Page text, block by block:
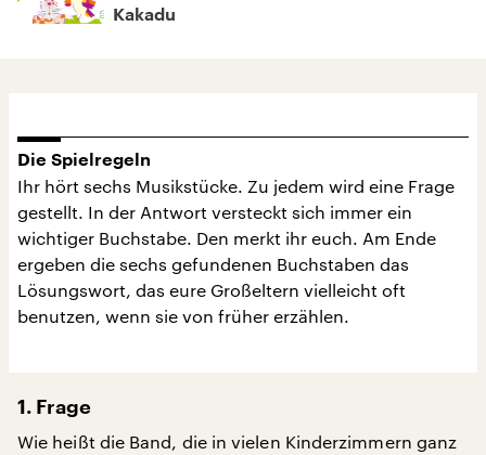
Kakadu
Die Spielregeln
Ihr hört sechs Musikstücke. Zu jedem wird eine Frage
gestellt. In der Antwort versteckt sich immer ein
wichtiger Buchstabe. Den merkt ihr euch. Am Ende
ergeben die sechs gefundenen Buchstaben das
Lösungswort, das eure Großeltern vielleicht oft
benutzen, wenn sie von früher erzählen.
1. Frage
Wie heißt die Band, die in vielen Kinderzimmern ganz